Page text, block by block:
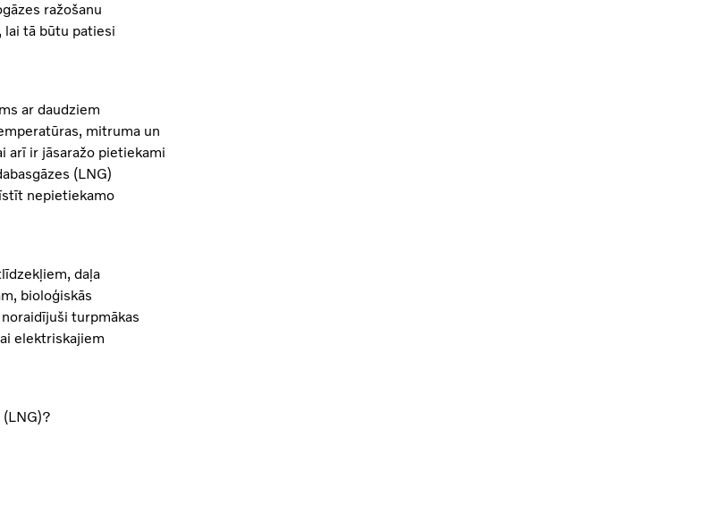
ražošanu
lai tā būtu patiesi
ar daudziem
mitruma un
arī ir jāsaražo pietiekami
(LNG)
nepietiekamo
daļa
bioloģiskās
turpmākas
elektriskajiem
(LNG)?